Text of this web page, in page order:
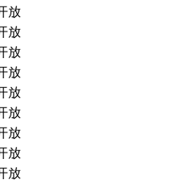
放
放
放
放
放
放
放
放
放